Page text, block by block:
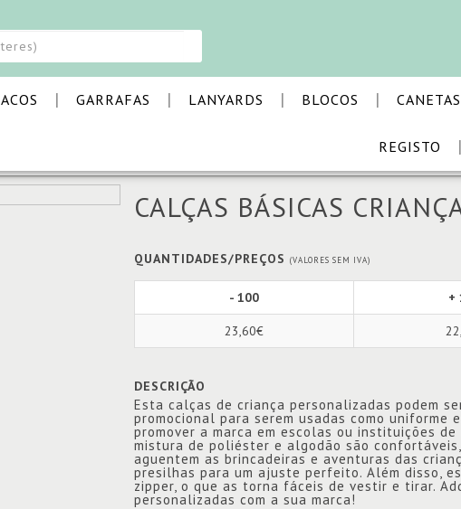
| GARRAFAS | LANYARDS | BLOCOS | CANETAS
|
REGISTO
CALÇAS BÁSICAS
QUANTIDADES/PREÇOS (VALORES SEM IVA)
- 100 +
23,60€
DESCRIÇÃO
Esta calças de criança personalizadas podem
promocional para serem usadas como uniforme
promover a marca em escolas ou instituições
mistura de poliéster e algodão são
aguentem as brincadeiras e aventuras das
presilhas para um ajuste perfeito. Além disso,
zipper, o que as torna fáceis de vestir e tirar.
personalizadas com a sua marca!